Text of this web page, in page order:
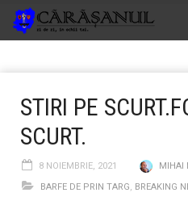
STIRI PE
SCURT.
8 NOIEMBRIE, 2021
MIHAI
BARFE DE PRIN TARG, BREAKING